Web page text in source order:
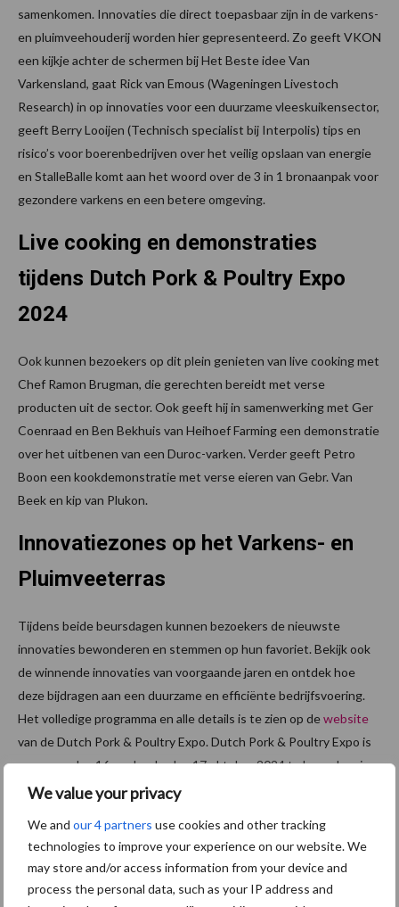
We value your privacy
We and our 4 partners use cookies and other tracking
technologies to improve your experience on our website. We
may store and/or access information from your device and
process the personal data, such as your IP address and
samenkomen. Innovaties die direct toepasbaar zijn in de varkens-
en pluimveehouderij worden hier gepresenteerd. Zo geeft VKON
een kijkje achter de schermen bij Het Beste idee Van
Varkensland, gaat Rick van Emous (Wageningen Livestoch
Research) in op innovaties voor een duurzame vleeskuikensector,
geeft Berry Looijen (Technisch specialist bij Interpolis) tips en
risico’s voor boerenbedrijven over het veilig opslaan van energie
en StalleBalle komt aan het woord over de 3 in 1 bronaanpak voor
gezondere varkens en een betere omgeving.
Live cooking en demonstraties
tijdens Dutch Pork & Poultry Expo
2024
Ook kunnen bezoekers op dit plein genieten van live cooking met
Chef Ramon Brugman, die gerechten bereidt met verse
producten uit de sector. Ook geeft hij in samenwerking met Ger
Coenraad en Ben Bekhuis van Heihoef Farming een demonstratie
over het uitbenen van een Duroc-varken. Verder geeft Petro
Boon een kookdemonstratie met verse eieren van Gebr. Van
Beek en kip van Plukon.
Innovatiezones op het Varkens- en
Pluimveeterras
Tijdens beide beursdagen kunnen bezoekers de nieuwste
innovaties bewonderen en stemmen op hun favoriet. Bekijk ook
de winnende innovaties van voorgaande jaren en ontdek hoe
deze bijdragen aan een duurzame en efficiënte bedrijfsvoering.
Het volledige programma en alle details is te zien op dewebsite
van de Dutch Pork & Poultry Expo. Dutch Pork & Poultry Expo is
op woensdag 16 en donderdag 17 oktober 2024 te bezoeken in
Evenementenhal Hardenberg van 14.00 tot 22.00 uur.
Bron:porkpoultryexpo.nl
Aanbevolen voor jou! ondernemen